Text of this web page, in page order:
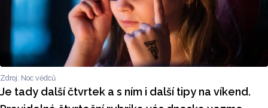
Zdroj: Noc vědců
Je tady další čtvrtek a s ním i další tipy na víkend.